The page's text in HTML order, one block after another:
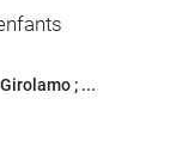
Mantegna, Andrea, attribué à ; MOCETTO Girolamo ; ...